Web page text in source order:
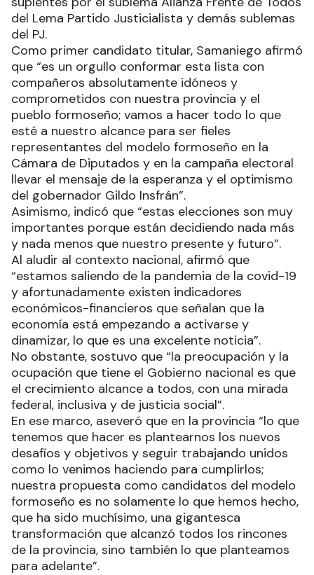
del Lema Partido Justicialista y demás sublemas
del PJ.
Como primer candidato titular, Samaniego afirmó
que “es un orgullo conformar esta lista con
compañeros absolutamente idóneos y
comprometidos con nuestra provincia y el
pueblo formoseño; vamos a hacer todo lo que
esté a nuestro alcance para ser fieles
representantes del modelo formoseño en la
Cámara de Diputados y en la campaña electoral
llevar el mensaje de la esperanza y el optimismo
del gobernador Gildo Insfrán”.
Asimismo, indicó que “estas elecciones son muy
importantes porque están decidiendo nada más
y nada menos que nuestro presente y futuro”.
Al aludir al contexto nacional, afirmó que
“estamos saliendo de la pandemia de la covid-19
y afortunadamente existen indicadores
económicos-financieros que señalan que la
economía está empezando a activarse y
dinamizar, lo que es una excelente noticia”.
No obstante, sostuvo que “la preocupación y la
ocupación que tiene el Gobierno nacional es que
el crecimiento alcance a todos, con una mirada
federal, inclusiva y de justicia social”.
En ese marco, aseveró que en la provincia “lo que
tenemos que hacer es plantearnos los nuevos
desafíos y objetivos y seguir trabajando unidos
como lo venimos haciendo para cumplirlos;
nuestra propuesta como candidatos del modelo
formoseño es no solamente lo que hemos hecho,
que ha sido muchísimo, una gigantesca
transformación que alcanzó todos los rincones
de la provincia, sino también lo que planteamos
para adelante”.